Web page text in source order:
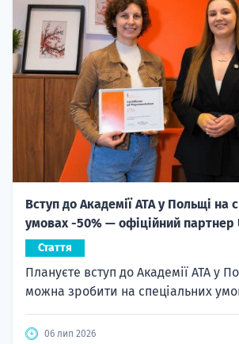
Вступ до Академії ATA у Польщі на
умовах -50% — офіційний партнер
Стаття
Плануєте вступ до Академії ATA у
можна зробити на спеціальних
06 лип 2026